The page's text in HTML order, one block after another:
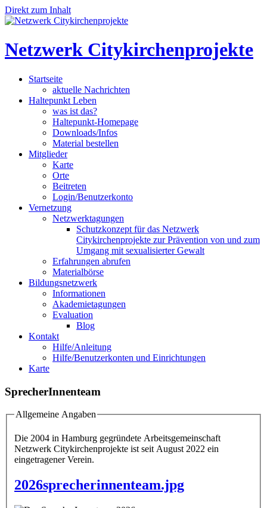
Direkt zum Inhalt
Netzwerk Citykirchenprojekte
Startseite
aktuelle Nachrichten
Haltepunkt Leben
was ist das?
Haltepunkt-Homepage
Downloads/Infos
Material bestellen
Mitglieder
Karte
Orte
Beitreten
Login/Benutzerkonto
Vernetzung
Netzwerktagungen
Schutzkonzept für das Netzwerk
Citykirchenprojekte zur Prävention von und zum
Umgang mit sexualisierter Gewalt
Erfahrungen abrufen
Materialbörse
Bildungsnetzwerk
Informationen
Akademietagungen
Evaluation
Blog
Kontakt
Hilfe/Anleitung
Hilfe/Benutzerkonten und Einrichtungen
Karte
SprecherInnenteam
Allgemeine Angaben
Die 2004 in Hamburg gegründete Arbeitsgemeinschaft
Netzwerk Citykirchenprojekte ist seit August 2022 ein
eingetragener Verein.
2026sprecherinnenteam.jpg